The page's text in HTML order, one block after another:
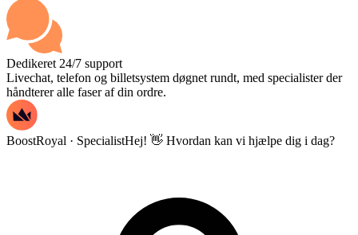
Dedikeret 24/7 support
Livechat, telefon og billetsystem døgnet rundt, med specialister der
håndterer alle faser af din ordre.
BoostRoyal · SpecialistHej! 👋 Hvordan kan vi hjælpe dig i dag?